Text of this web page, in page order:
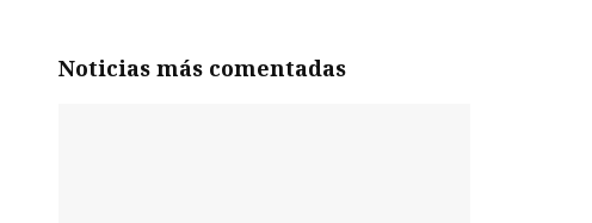
Noticias más comentadas